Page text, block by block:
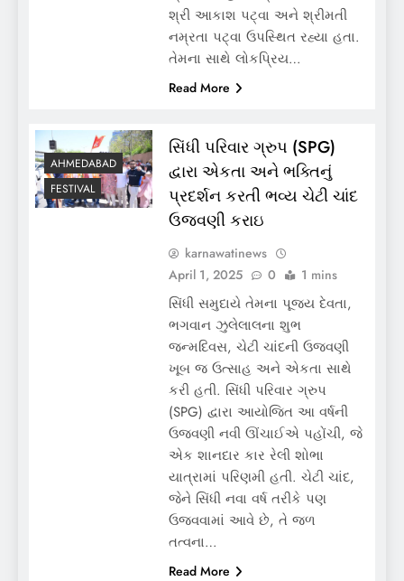
શ્રી આકાશ પટ્વા અને શ્રીમતી
નમ્રતા પટ્વા ઉપસ્થિત રહ્યા હતા.
તેમના સાથે લોકપ્રિય…
Read More
AHMEDABAD
FESTIVAL
સિંધી પરિવાર ગ્રુપ (SPG)
દ્વારા એકતા અને ભક્તિનું
પ્રદર્શન કરતી ભવ્ય ચેટી ચાંદ
ઉજવણી કરાઇ
karnawatinews
April 1, 2025
0 1 mins
સિંધી સમુદાયે તેમના પૂજ્ય દેવતા,
ભગવાન ઝુલેલાલના શુભ
જન્મદિવસ, ચેટી ચાંદની ઉજવણી
ખૂબ જ ઉત્સાહ અને એકતા સાથે
કરી હતી. સિંધી પરિવાર ગ્રુપ
(SPG) દ્વારા આયોજિત આ વર્ષની
ઉજવણી નવી ઊંચાઈએ પહોંચી, જે
એક શાનદાર કાર રેલી શોભા
યાત્રામાં પરિણમી હતી. ચેટી ચાંદ,
જેને સિંધી નવા વર્ષ તરીકે પણ
ઉજવવામાં આવે છે, તે જળ
તત્વના…
Read More